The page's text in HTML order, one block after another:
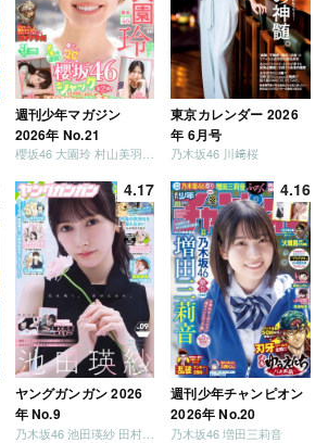
週刊少年マガジン
2026年 No.21
東京カレンダー 2026
年 6月号
乃木坂46 川﨑桜
4.17
ヤングガンガン 2026
年 No.9
乃木坂46 池田瑛紗 田村真佑
4.16
週刊少年チャンピオン
2026年 No.20
乃木坂46 増田三莉音